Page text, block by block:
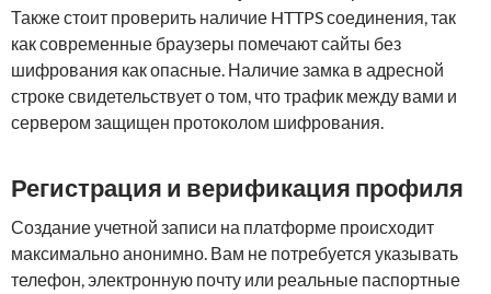
Также стоит проверить наличие HTTPS соединения, так
как современные браузеры помечают сайты без
шифрования как опасные. Наличие замка в адресной
строке свидетельствует о том, что трафик между вами и
сервером защищен протоколом шифрования.
Регистрация и верификация профиля
Создание учетной записи на платформе происходит
максимально анонимно. Вам не потребуется указывать
телефон, электронную почту или реальные паспортные